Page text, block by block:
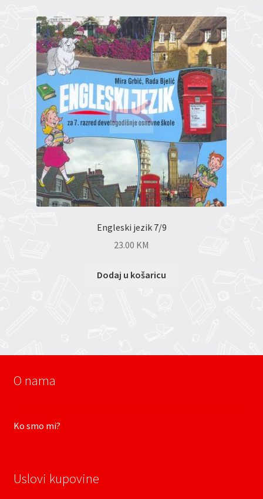
Engleski jezik 7/9
23.00 KM
Dodaj u košaricu
O nama
Ko smo mi?
Uslovi kupovine